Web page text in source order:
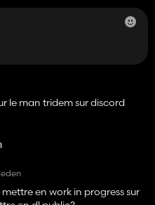
le man tridem sur discord
en work in progress sur